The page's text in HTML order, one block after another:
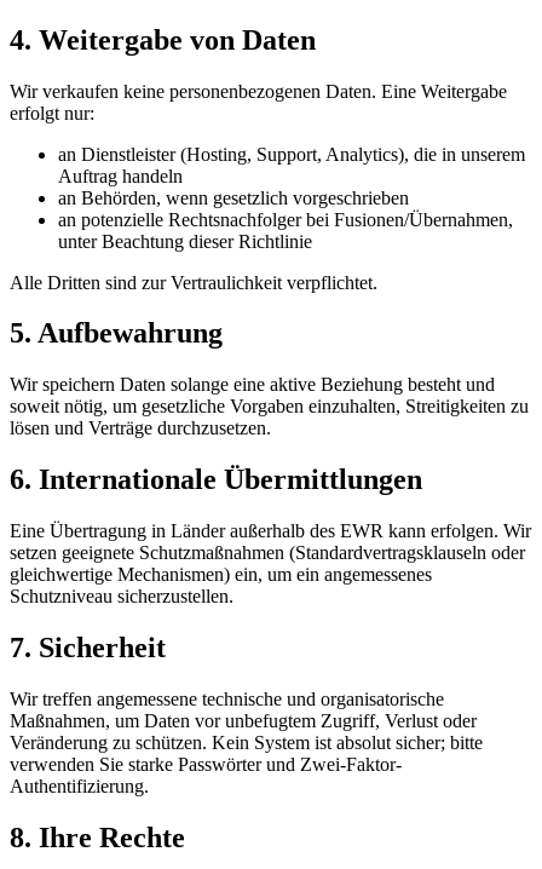
4. Weitergabe von Daten
Wir verkaufen keine personenbezogenen Daten. Eine Weitergabe
erfolgt nur:
an Dienstleister (Hosting, Support, Analytics), die in unserem
Auftrag handeln
an Behörden, wenn gesetzlich vorgeschrieben
an potenzielle Rechtsnachfolger bei Fusionen/Übernahmen,
unter Beachtung dieser Richtlinie
Alle Dritten sind zur Vertraulichkeit verpflichtet.
5. Aufbewahrung
Wir speichern Daten solange eine aktive Beziehung besteht und
soweit nötig, um gesetzliche Vorgaben einzuhalten, Streitigkeiten zu
lösen und Verträge durchzusetzen.
6. Internationale Übermittlungen
Eine Übertragung in Länder außerhalb des EWR kann erfolgen. Wir
setzen geeignete Schutzmaßnahmen (Standardvertragsklauseln oder
gleichwertige Mechanismen) ein, um ein angemessenes
Schutzniveau sicherzustellen.
7. Sicherheit
Wir treffen angemessene technische und organisatorische
Maßnahmen, um Daten vor unbefugtem Zugriff, Verlust oder
Veränderung zu schützen. Kein System ist absolut sicher; bitte
verwenden Sie starke Passwörter und Zwei-Faktor-
Authentifizierung.
8. Ihre Rechte